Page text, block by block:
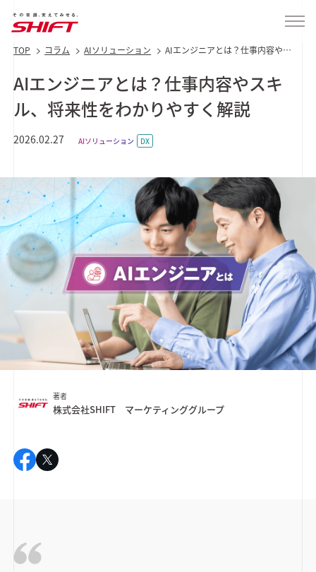
TOP コラム AIソリューション
AIエンジニアとは？仕事内容やス
AIエンジニアとは？仕事内容やスキ
ル、将来性をわかりやすく解説
2026.02.27 AIソリューション DX
著者
株式会社SHIFT マーケティンググループ